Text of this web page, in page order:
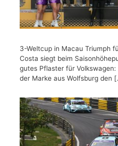
3-Weltcup in Macau Triumph
Costa siegt beim
gutes Pflaster für
der Marke aus Wolfsburg den